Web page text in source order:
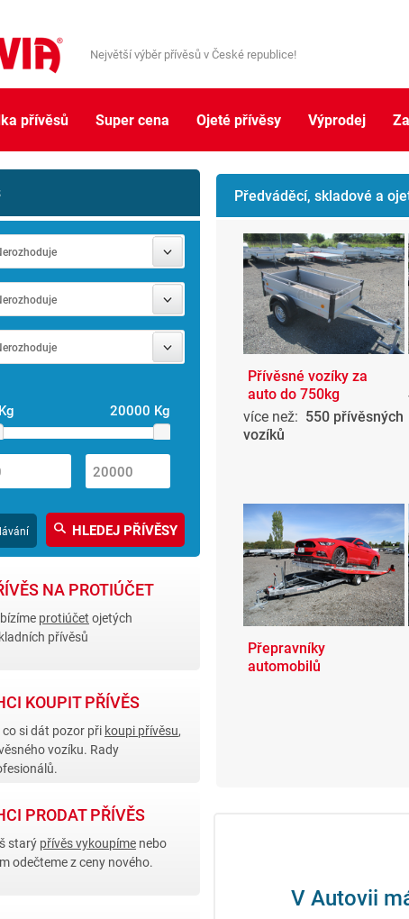
Největší výběr přívěsů v České republice!
přívěsů Super cena Ojeté přívěsy Výprodej
20000 Kg
NA PROTIÚČET
protiúčet ojetých
přívěsů
KOUPIT PŘÍVĚS
co si dát pozor při koupi přívěsu,
vozíku. Rady
PRODAT PŘÍVĚS
starý přívěs vykoupíme nebo
odečteme z ceny nového.
Předváděcí, skladové a
Přívěsné vozíky za
auto do 750kg
více než: 550 přívěsných
vozíků
Přepravníky
automobilů
V Autovii